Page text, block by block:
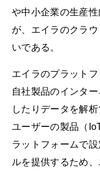
や中小企業の生産
が、エイラのクラ
いである。
エイラのプラット
自社製品のインタ
したりデータを解
ユーザーの製品（
ラットフォームで
ルを提供するため